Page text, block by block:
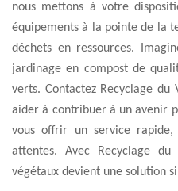
nous mettons à votre
équipements à la pointe de la
déchets en ressources.
jardinage en compost de
verts. Contactez Recyclage du
aider à contribuer à un avenir
vous offrir un service
attentes. Avec Recyclage
végétaux devient une solution